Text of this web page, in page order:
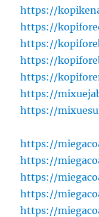
https://
https://
https://
https://
https://
https://
https://
https://
https://
https://
https://
https://